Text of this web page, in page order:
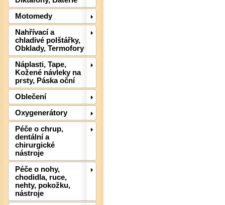
Motomedy
Nahřívací a
chladivé polštářky,
Obklady, Termofory
Náplasti, Tape,
Kožené návleky na
prsty, Páska oční
Oblečení
Oxygenerátory
Péče o chrup,
dentální a
chirurgické
nástroje
Péče o nohy,
chodidla, ruce,
nehty, pokožku,
nástroje